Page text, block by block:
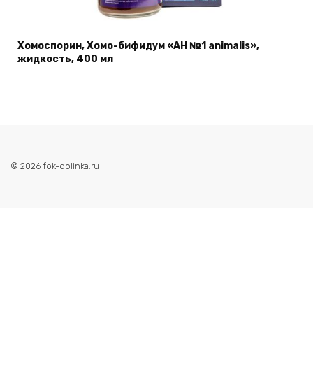
Хомоспорин, Хомо-бифидум «АН №1 animalis»,
жидкость, 400 мл
© 2026 fok-dolinka.ru